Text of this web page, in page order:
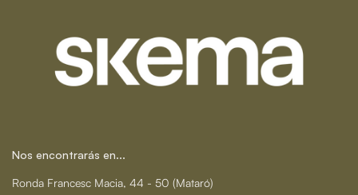
Nos encontrarás en...
Ronda Francesc Macia, 44 - 50 (Mataró)